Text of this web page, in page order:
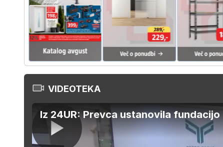
VIDEOTEKA
Iz 24UR: Prevca ustanovila fundacijo